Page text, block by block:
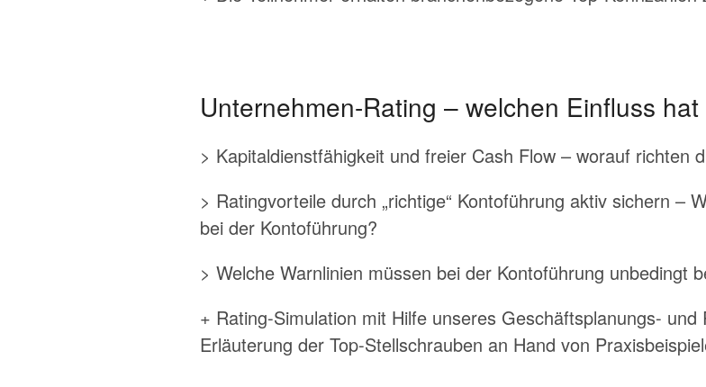
Unternehmen-Rating – welchen Einfluss
> Kapitaldienstfähigkeit und freier Cash Flow – worauf richten
> Ratingvorteile durch „richtige“ Kontoführung aktiv sichern –
bei der Kontoführung?
> Welche Warnlinien müssen bei der Kontoführung unbedingt
+ Rating-Simulation mit Hilfe unseres Geschäftsplanungs-
Erläuterung der Top-Stellschrauben an Hand von